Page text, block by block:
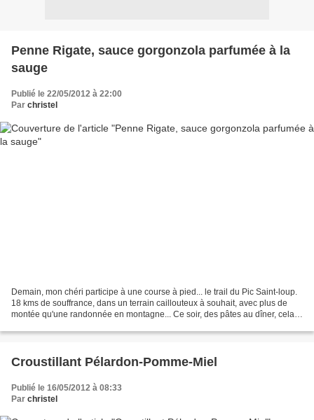
Penne Rigate, sauce gorgonzola parfumée à la
sauge
Publié le 22/05/2012 à 22:00
Par christel
Demain, mon chéri participe à une course à pied... le trail du Pic Saint-loup.
18 kms de souffrance, dans un terrain caillouteux à souhait, avec plus de
montée qu'une randonnée en montagne... Ce soir, des pâtes au dîner, cela
Croustillant Pélardon-Pomme-Miel
Publié le 16/05/2012 à 08:33
Par christel